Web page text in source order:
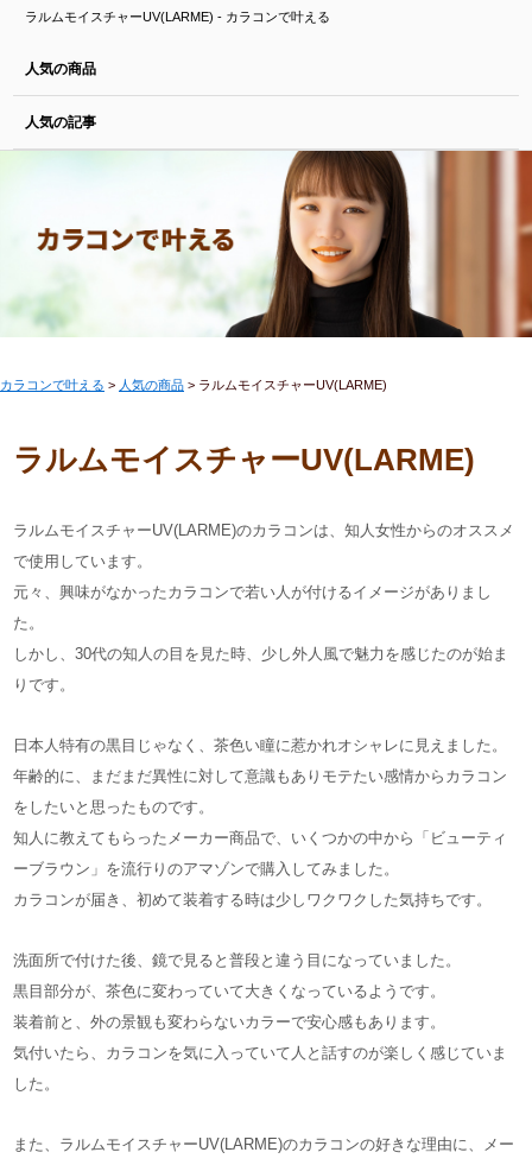
ラルムモイスチャーUV(LARME) - カラコンで叶える
人気の商品
人気の記事
カラコンで叶える > 人気の商品 > ラルムモイスチャーUV(LARME)
ラルムモイスチャーUV(LARME)
ラルムモイスチャーUV(LARME)のカラコンは、知人女性からのオススメ
で使用しています。
元々、興味がなかったカラコンで若い人が付けるイメージがありまし
た。
しかし、30代の知人の目を見た時、少し外人風で魅力を感じたのが始ま
りです。
日本人特有の黒目じゃなく、茶色い瞳に惹かれオシャレに見えました。
年齢的に、まだまだ異性に対して意識もありモテたい感情からカラコン
をしたいと思ったものです。
知人に教えてもらったメーカー商品で、いくつかの中から「ビューティ
ーブラウン」を流行りのアマゾンで購入してみました。
カラコンが届き、初めて装着する時は少しワクワクした気持ちです。
洗面所で付けた後、鏡で見ると普段と違う目になっていました。
黒目部分が、茶色に変わっていて大きくなっているようです。
装着前と、外の景観も変わらないカラーで安心感もあります。
気付いたら、カラコンを気に入っていて人と話すのが楽しく感じていま
した。
また、ラルムモイスチャーUV(LARME)のカラコンの好きな理由に、メー